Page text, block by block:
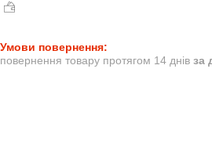
повернення товару протягом 14 днів за